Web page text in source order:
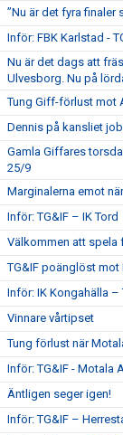
”Nu är det fyra finaler
Inför: FBK Karlstad -
Nu är det dags att
Ulvesborg. Nu på
Tung Giff-förlust mot
Dennis på kansliet
Gamla Giffares
25/9
Marginalerna emot
Inför: TG&IF – IK Tord
Välkommen att spela
TG&IF poänglöst mot
Inför: IK Kongahälla –
Vinnare vårtipset
Tung förlust när
Inför: TG&IF - Motala
Äntligen seger igen!
Inför: TG&IF –